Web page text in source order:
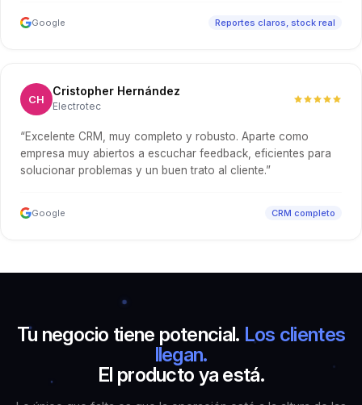
Google Reportes claros, stock real
CH
Cristopher Hernández
Electrotec
“Excelente CRM, muy completo y robusto. Aparte como
empresa muy abiertos a escuchar feedback, eficientes para
solucionar problemas y un buen trato al cliente.”
Google CRM completo
Tu negocio tiene potencial. Los clientes
llegan.
El producto ya está.